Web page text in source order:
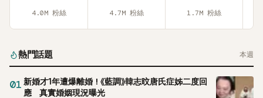
4.0M 粉絲 4.7M 粉絲 1.7M 粉絲
熱門話題 本週
01 新婚才1年遭爆離婚！《藍調》韓志旼唐氏症姊二度回
應 真實婚姻現況曝光